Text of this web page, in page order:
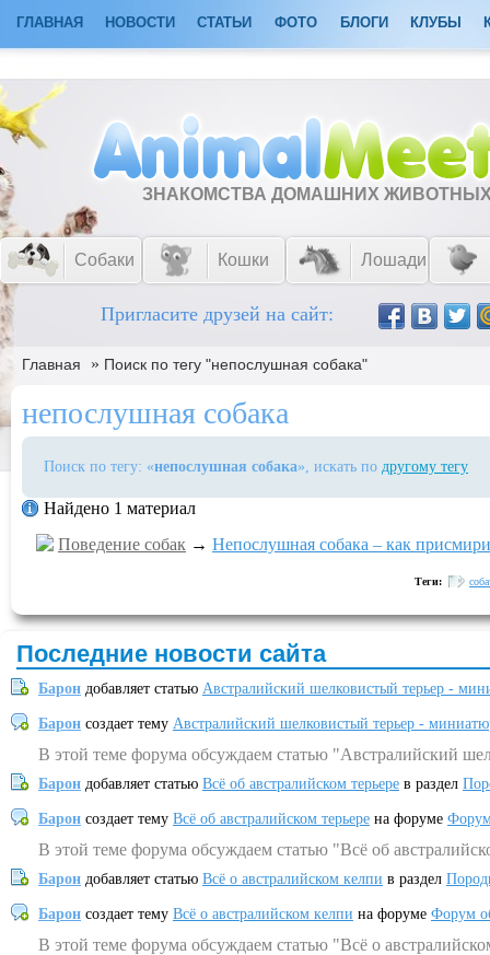
ГЛАВНАЯ НОВОСТИ СТАТЬИ ФОТО БЛОГИ КЛУБЫ
ЗНАКОМСТВА ДОМАШНИХ
Собаки Кошки Лошади
Пригласите друзей на сайт:
Главная » Поиск по тегу "непослушная собака"
непослушная собака
Поиск по тегу: «непослушная собака», искать по другому тегу
Найдено 1 материал
Поведение собак → Непослушная собака – как
Теги:
Последние новости сайта
Барон добавляет статью Австралийский шелковистый терьер -
Барон создает тему Австралийский шелковистый терьер -
В этой теме форума обсуждаем статью "Австралийский
Барон добавляет статью Всё об австралийском терьере в раздел
Барон создает тему Всё об австралийском терьере на форуме
В этой теме форума обсуждаем статью "Всё об
Барон добавляет статью Всё о австралийском келпи в раздел
Барон создает тему Всё о австралийском келпи на форуме Форум
В этой теме форума обсуждаем статью "Всё о